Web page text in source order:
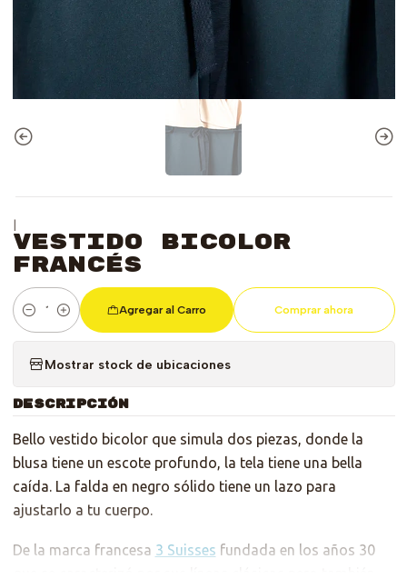
|
Vestido Bicolor
Francés
Cantidad
Agregar al Carro Comprar ahora
Mostrar stock de ubicaciones
DESCRIPCIÓN
Bello vestido bicolor que simula dos piezas, donde la
blusa tiene un escote profundo, la tela tiene una bella
caída. La falda en negro sólido tiene un lazo para
ajustarlo a tu cuerpo.
De la marca francesa 3 Suisses fundada en los años 30